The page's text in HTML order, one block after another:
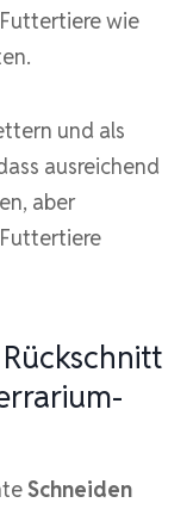
wie
und als
ausreichend
aber
Schneiden